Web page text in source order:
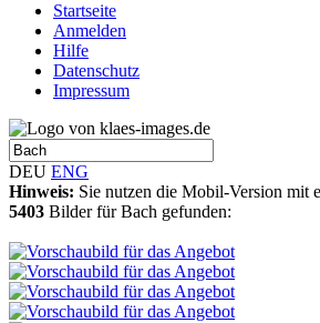
Startseite
Anmelden
Hilfe
Datenschutz
Impressum
DEU ENG
Hinweis: Sie nutzen die Mobil-Version mit
5403 Bilder für Bach gefunden: